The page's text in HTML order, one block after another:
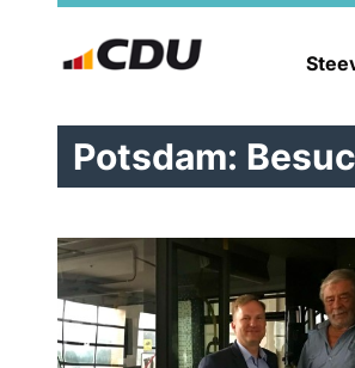
Potsdam: